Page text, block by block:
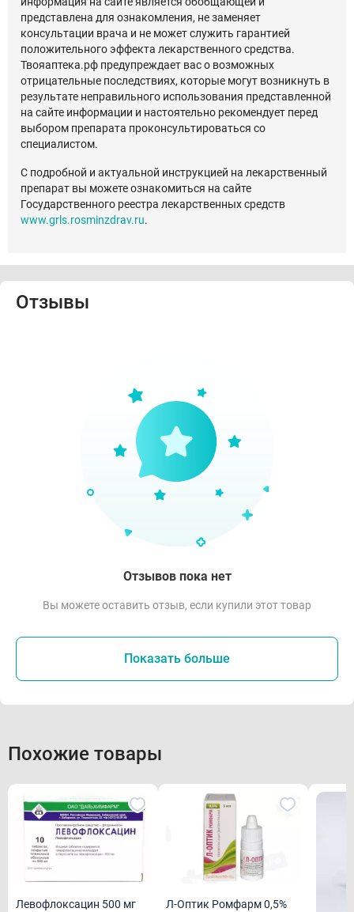
представлена для ознакомления, не заменяет
консультации врача и не может служить гарантией
положительного эффекта лекарственного средства.
Твояаптека.рф предупреждает вас о возможных
отрицательные последствиях, которые могут возникнуть в
результате неправильного использования представленной
на сайте информации и настоятельно рекомендует перед
выбором препарата проконсультироваться со
специалистом.
С подробной и актуальной инструкцией на лекарственный
препарат вы можете ознакомиться на сайте
Государственного реестра лекарственных средств
www.grls.rosminzdrav.ru.
Отзывы
Отзывов пока нет
Вы можете оставить отзыв, если купили этот товар
Показать больше
Похожие товары
Левофлоксацин 500 мг
Л-Оптик Ромфарм 0,5%